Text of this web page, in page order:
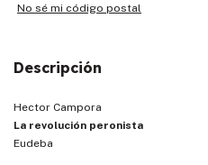
No sé mi código postal
Descripción
Hector Campora
La revolución peronista
Eudeba